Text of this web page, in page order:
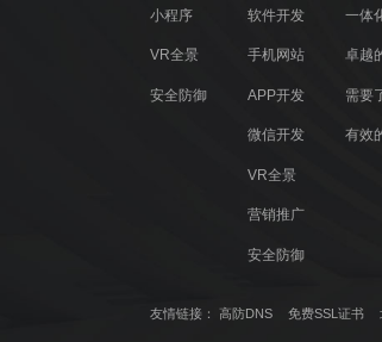
小程序
VR全景
安全防御
软件开发
手机网站
APP开发
微信开发
VR全景
营销推广
安全防御
一体
卓越
需要
有效
友情链接： 高防DNS 免费SSL证书